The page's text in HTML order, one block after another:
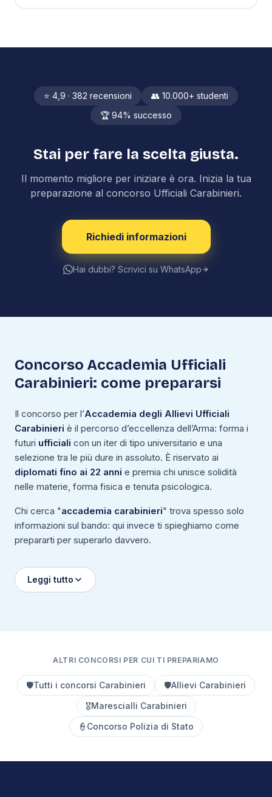
⭐ 4,9 · 382 recensioni
👥 10.000+ studenti
🏆 94% successo
Stai per fare la scelta giusta.
Il momento migliore per iniziare è ora. Inizia la tua
preparazione al concorso Ufficiali Carabinieri.
Richiedi informazioni
Hai dubbi? Scrivici su WhatsApp
Concorso Accademia Ufficiali
Carabinieri: come prepararsi
Il concorso per l’Accademia degli Allievi Ufficiali
Carabinieri è il percorso d’eccellenza dell’Arma: forma i
futuri ufficiali con un iter di tipo universitario e una
selezione tra le più dure in assoluto. È riservato ai
diplomati fino ai 22 anni e premia chi unisce solidità
nelle materie, forma fisica e tenuta psicologica.
Chi cerca "accademia carabinieri" trova spesso solo
informazioni sul bando: qui invece ti spieghiamo come
prepararti per superarlo davvero.
Leggi tutto
ALTRI CONCORSI PER CUI TI PREPARIAMO
🛡️Tutti i concorsi Carabinieri 🛡️Allievi Carabinieri
🎖️Marescialli Carabinieri
👮Concorso Polizia di Stato